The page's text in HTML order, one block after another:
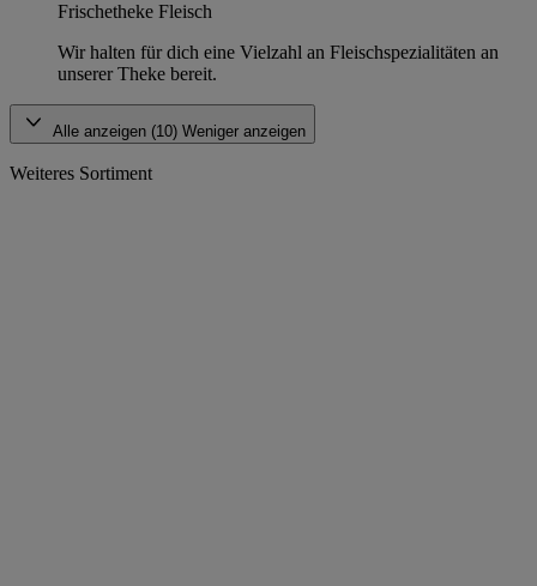
Frischetheke Fleisch
Wir halten für dich eine Vielzahl an Fleischspezialitäten an
unserer Theke bereit.
Alle anzeigen (10) Weniger anzeigen
Weiteres Sortiment